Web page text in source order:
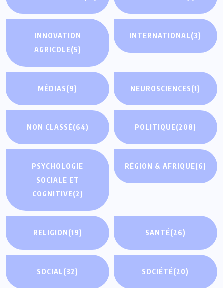
INNOVATION
AGRICOLE(5)
INTERNATIONAL(3)
MÉDIAS(9) NEUROSCIENCES(1)
NON CLASSÉ(64) POLITIQUE(208)
PSYCHOLOGIE
SOCIALE ET
COGNITIVE(2)
RÉGION & AFRIQUE(6)
RELIGION(19) SANTÉ(26)
SOCIAL(32) SOCIÉTÉ(20)